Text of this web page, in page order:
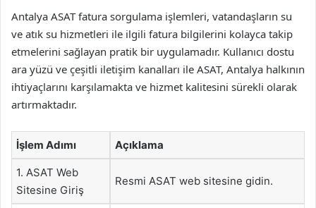
Antalya ASAT fatura sorgulama işlemleri, vatandaşların su
ve atık su hizmetleri ile ilgili fatura bilgilerini kolayca takip
etmelerini sağlayan pratik bir uygulamadır. Kullanıcı dostu
ara yüzü ve çeşitli iletişim kanalları ile ASAT, Antalya halkının
ihtiyaçlarını karşılamakta ve hizmet kalitesini sürekli olarak
artırmaktadır.
İşlem Adımı Açıklama
1. ASAT Web
Sitesine Giriş
Resmi ASAT web sitesine gidin.